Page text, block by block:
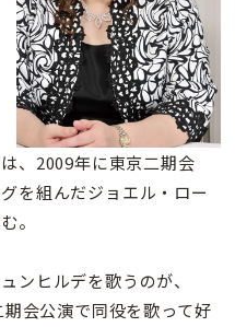
、2009年に東京二期会
を組んだジョエル・ロー
。
ンヒルデを歌うのが、
会公演で同役を歌って好